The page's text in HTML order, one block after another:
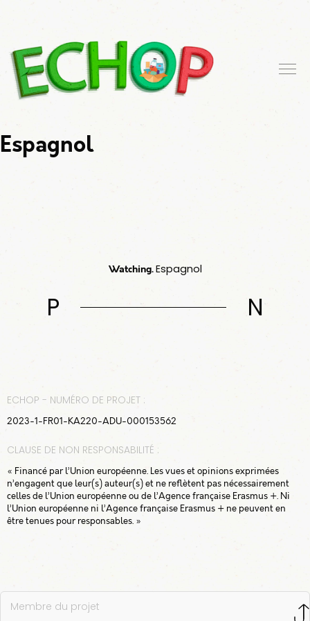
Espagnol
Watching.Espagnol
P N
ECHOP - NUMÉRO DE PROJET :
2023-1-FR01-KA220-ADU-000153562
CLAUSE DE NON RESPONSABILITÉ :
« Financé par l’Union européenne. Les vues et opinions exprimées
n’engagent que leur(s) auteur(s) et ne reflètent pas nécessairement
celles de l’Union européenne ou de l’Agence française Erasmus +. Ni
l’Union européenne ni l’Agence française Erasmus + ne peuvent en
être tenues pour responsables. »
Membre du projet